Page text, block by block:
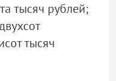
тысяч рублей;
тысяч